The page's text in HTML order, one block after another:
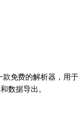
免费的解析器，用
数据导出。